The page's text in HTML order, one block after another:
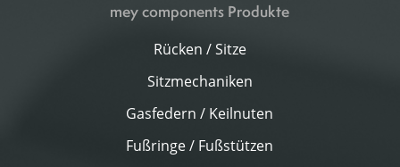
mey components Produkte
Rücken / Sitze
Sitzmechaniken
Gasfedern / Keilnuten
Fußringe / Fußstützen